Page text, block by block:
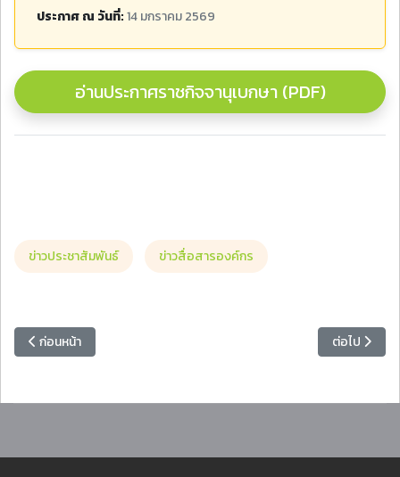
ประกาศ ณ วันที่:14 มกราคม 2569
อ่านประกาศราชกิจจานุเบกษา (PDF)
ข่าวประชาสัมพันธ์ ข่าวสื่อสารองค์กร
เนื้อหาก่อนหน้า: วิทยาลัยมวยไทยศึกษาและการแพทย์แผนไทยจัดการแข่ง
ก่อนหน้า เนื้อหาถัดไป
ต่อไป